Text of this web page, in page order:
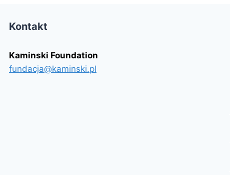
Kontakt
Kaminski Foundation
fundacja@kaminski.pl